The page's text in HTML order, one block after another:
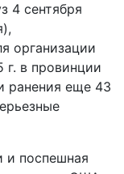
4 сентября
организации
г. в провинции
ранения еще 43
и поспешная